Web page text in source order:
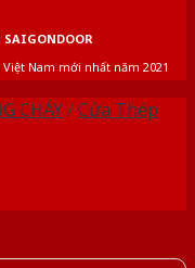
SAIGONDOOR
Nam mới nhất năm 2021
CHÁY/Cửa Thép